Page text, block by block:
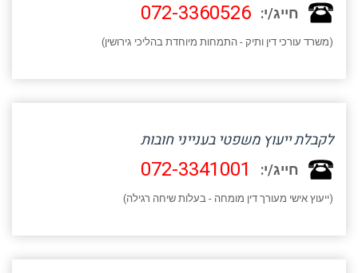
חייג/י: 072-3360526
(משרד עורכי דין ותיק - התמחות מיוחדת בהליכי גירושין)
לקבלת ייעוץ משפטי בענייני חובות
חייג/י: 072-3341001
(ייעוץ אישי מעורך דין מומחה - בעלות שיחה רגילה)